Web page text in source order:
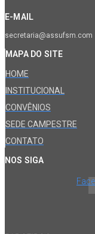
E-MAIL
secretaria@assufsm.com
MAPA DO SITE
HOME
INSTITUCIONAL
CONVÊNIOS
SEDE CAMPESTRE
CONTATO
NOS SIGA